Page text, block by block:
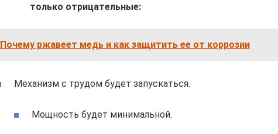
только отрицательные:
Почему ржавеет медь и как защитить ее от коррозии
Механизм с трудом будет запускаться.
Мощность будет минимальной.